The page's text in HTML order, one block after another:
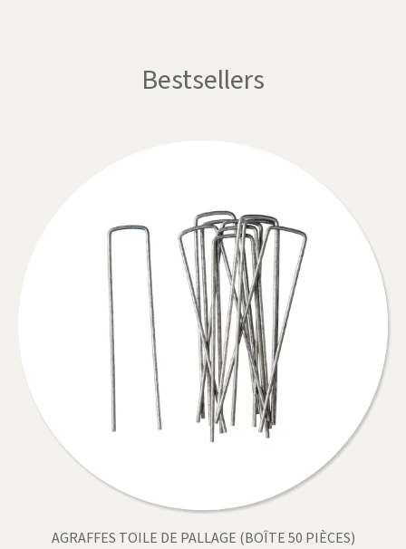
Bestsellers
AGRAFFES TOILE DE PALLAGE (BOÎTE 50 PIÈCES)